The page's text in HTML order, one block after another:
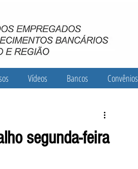
Vídeos Bancos Convênios
segunda-feira